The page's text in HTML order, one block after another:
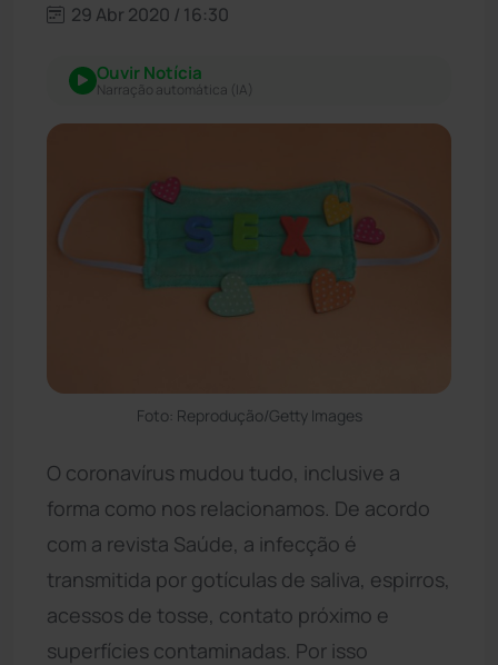
29 Abr 2020 / 16:30
Ouvir Notícia
Narração automática (IA)
Foto: Reprodução/Getty Images
O coronavírus mudou tudo, inclusive a
forma como nos relacionamos. De acordo
com a revista Saúde, a infecção é
transmitida por gotículas de saliva, espirros,
acessos de tosse, contato próximo e
superfícies contaminadas. Por isso